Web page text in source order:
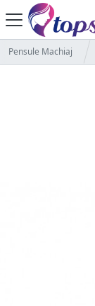
Pensule Machiaj